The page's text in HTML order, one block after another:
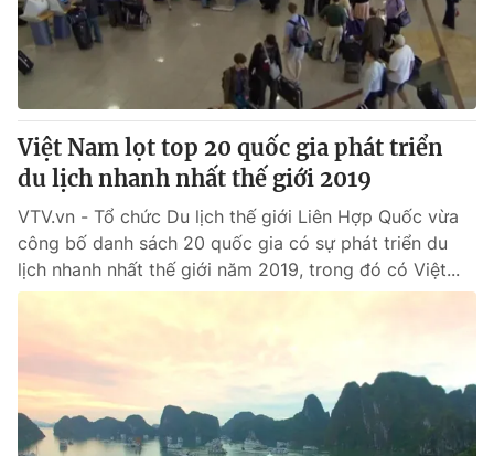
Sản phẩm
Thị trường
Tư vấn
Lịch phát sóng
Chuyên mục khác
Emagazine Podcast
Photo Infographic
VTV Money VTV Thể thao
VTV Sức khoẻ Bất động sản
Việt Nam lọt top 20 quốc gia phát triển
du lịch nhanh nhất thế giới 2019
VTV.vn - Tổ chức Du lịch thế giới Liên Hợp Quốc vừa
công bố danh sách 20 quốc gia có sự phát triển du
lịch nhanh nhất thế giới năm 2019, trong đó có Việt...